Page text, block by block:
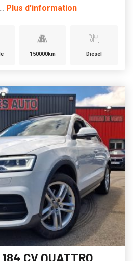
Plus d'information
150000km Diesel
CV QUATTRO